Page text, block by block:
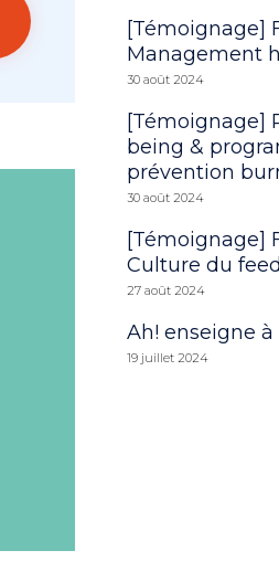
[Témoignage]
Management
30 août 2024
[Témoignage]
being &
prévention
30 août 2024
[Témoignage]
Culture du
27 août 2024
Ah! enseigne à
19 juillet 2024